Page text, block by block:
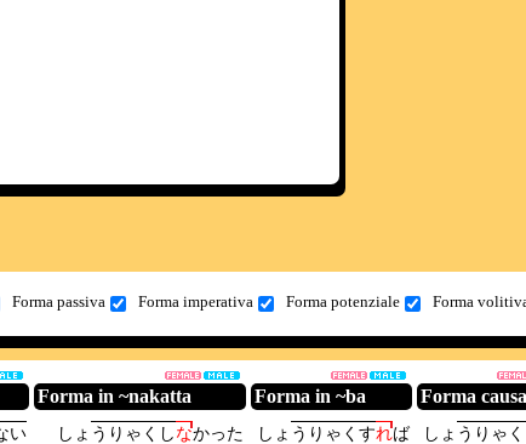
Forma passiva Forma imperativa Forma potenziale Forma
Forma in ~nakatta Forma in ~ba Forma
い し ょ う り ゃ く しなかった し ょ う り ゃ く すれば し ょ う り ゃ く